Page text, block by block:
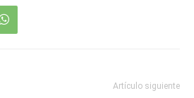
Artículo siguiente